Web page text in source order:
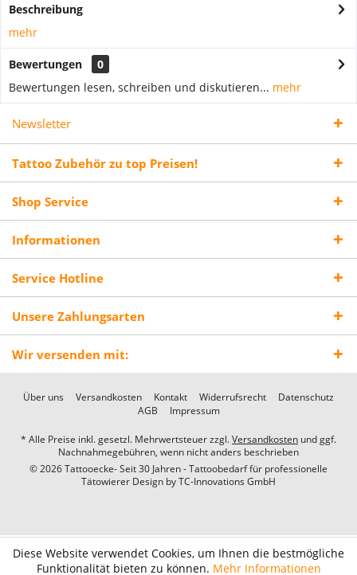
Beschreibung
mehr
Bewertungen
0
Bewertungen lesen, schreiben und diskutieren... mehr
Newsletter
Tattoo Zubehör zu top Preisen!
Shop Service
Informationen
Service Hotline
Unsere Zahlungsarten
Wir versenden mit:
Über uns Versandkosten Kontakt Widerrufsrecht
Datenschutz
AGB
Impressum
* Alle Preise inkl. gesetzl. Mehrwertsteuer zzgl.Versandkosten und ggf.
Nachnahmegebühren, wenn nicht anders beschrieben
© 2026 Tattooecke- Seit 30 Jahren - Tattoobedarf für professionelle
Tätowierer Design byTC-Innovations GmbH
Diese Website verwendet Cookies, um Ihnen die bestmögliche
Funktionalität bieten zu können. Mehr Informationen